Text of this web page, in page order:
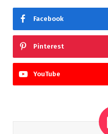
Facebook
Pinterest
YouTube